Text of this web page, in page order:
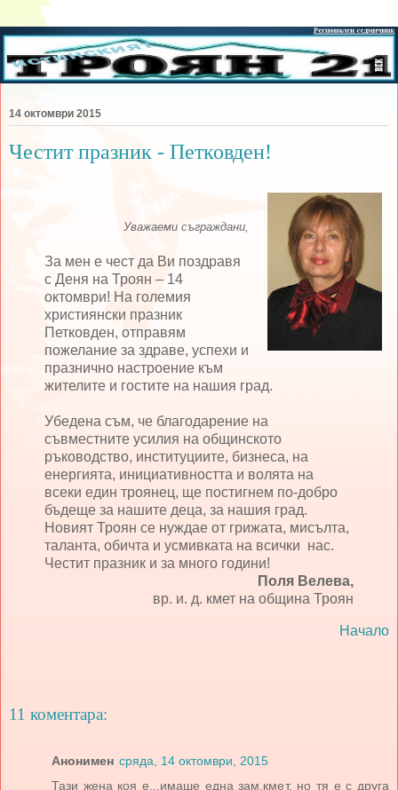
14 октомври 2015
Честит празник - Петковден!
Уважаеми съграждани,
За мен е чест да Ви поздравя
с Деня на Троян – 14
октомври! На големия
християнски празник
Петковден, отправям
пожелание за здраве, успехи и
празнично настроение към
жителите и гостите на нашия град.
Убедена съм, че благодарение на
съвместните усилия на общинското
ръководство, институциите, бизнеса, на
енергията, инициативността и волята на
всеки един троянец, ще постигнем по-добро
бъдеще за нашите деца, за нашия град.
Новият Троян се нуждае от грижата, мисълта,
таланта, обичта и усмивката на всички нас.
Честит празник и за много години!
Поля Велева,
вр. и. д. кмет на община Троян
Начало
11 коментара:
Анонимен сряда, 14 октомври, 2015
Тази жена коя е...имаше една зам.кмет, но тя е с друга